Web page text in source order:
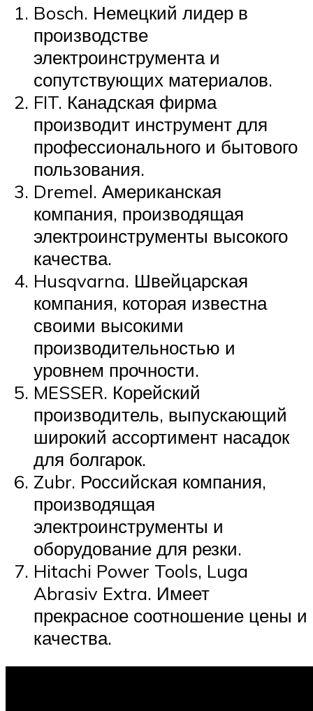
Bosch. Немецкий лидер в
производстве
электроинструмента и
сопутствующих материалов.
FIT. Канадская фирма
производит инструмент для
профессионального и бытового
пользования.
Dremel. Американская
компания, производящая
электроинструменты высокого
качества.
Husqvarna. Швейцарская
компания, которая известна
своими высокими
производительностью и
уровнем прочности.
MESSER. Корейский
производитель, выпускающий
широкий ассортимент насадок
для болгарок.
Zubr. Российская компания,
производящая
электроинструменты и
оборудование для резки.
Hitachi Power Tools, Luga
Abrasiv Extra. Имеет
прекрасное соотношение цены и
качества.